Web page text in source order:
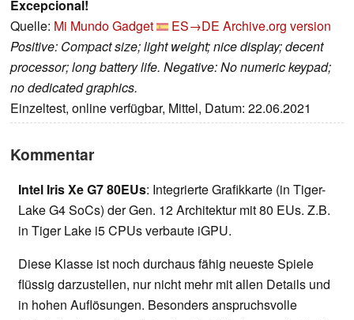
Excepcional!
Quelle: Mi Mundo Gadget ES→DE Archive.org version
Positive: Compact size; light weight; nice display; decent
processor; long battery life. Negative: No numeric keypad;
no dedicated graphics.
Einzeltest, online verfügbar, Mittel, Datum: 22.06.2021
Kommentar
Intel Iris Xe G7 80EUs: Integrierte Grafikkarte (in Tiger-
Lake G4 SoCs) der Gen. 12 Architektur mit 80 EUs. Z.B.
in Tiger Lake i5 CPUs verbaute iGPU.
Diese Klasse ist noch durchaus fähig neueste Spiele
flüssig darzustellen, nur nicht mehr mit allen Details und
in hohen Auflösungen. Besonders anspruchsvolle